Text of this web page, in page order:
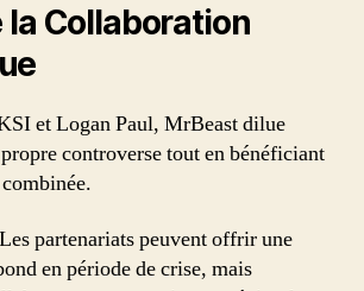
la Collaboration
et Logan Paul, MrBeast dilue
controverse tout en bénéficiant
partenariats peuvent offrir une
en période de crise, mais